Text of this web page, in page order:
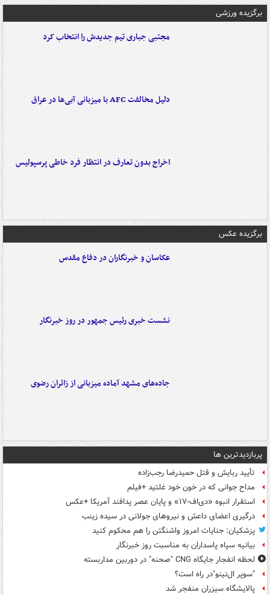
برگزیده ورزشی
مجتبی جباری تیم جدیدش را انتخاب کرد
دلیل مخالفت AFC با میزبانی آبی‌ها در عراق
اخراج بدون تعارف در انتظار فرد خاطی پرسپولیس
برگزیده عکس
عکاسان و خبرنگاران در دفاع مقدس
نشست خبری رئیس جمهور در روز خبرنگار
جاده‌های مشهد آماده میزبانی از زائران رضوی
پربازدیدترین ها
تأیید ربایش و قتل حمیدرضا رجب‌زاده
مداح جوانی که در خون خود غلتید +فیلم
استقرار انبوه «دی‌اف‑۱۷» و پایان عصر پدافند آمریکا +عکس
درگیری اعضای داعش و نیروهای جولانی در سیده زینب
پزشکیان: جنایات امروز واشنگتن را هم محکوم کنید
بیانیه سپاه پاسداران به مناسبت روز خبرنگار
لحظه انفجار جایگاه CNG "صحنه" در دوربین مداربسته
"سوپر ال‌نینو"در راه است؟
پالایشگاه سیزران منفجر شد